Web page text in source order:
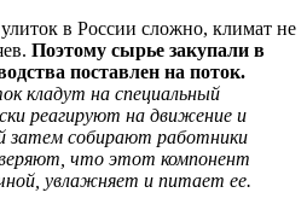
в России сложно, климат не
Поэтому сырье закупали в
поставлен на поток.
кладут на специальный
реагируют на движение и
затем собирают работники
что этот компонент
увлажняет и питает ее.